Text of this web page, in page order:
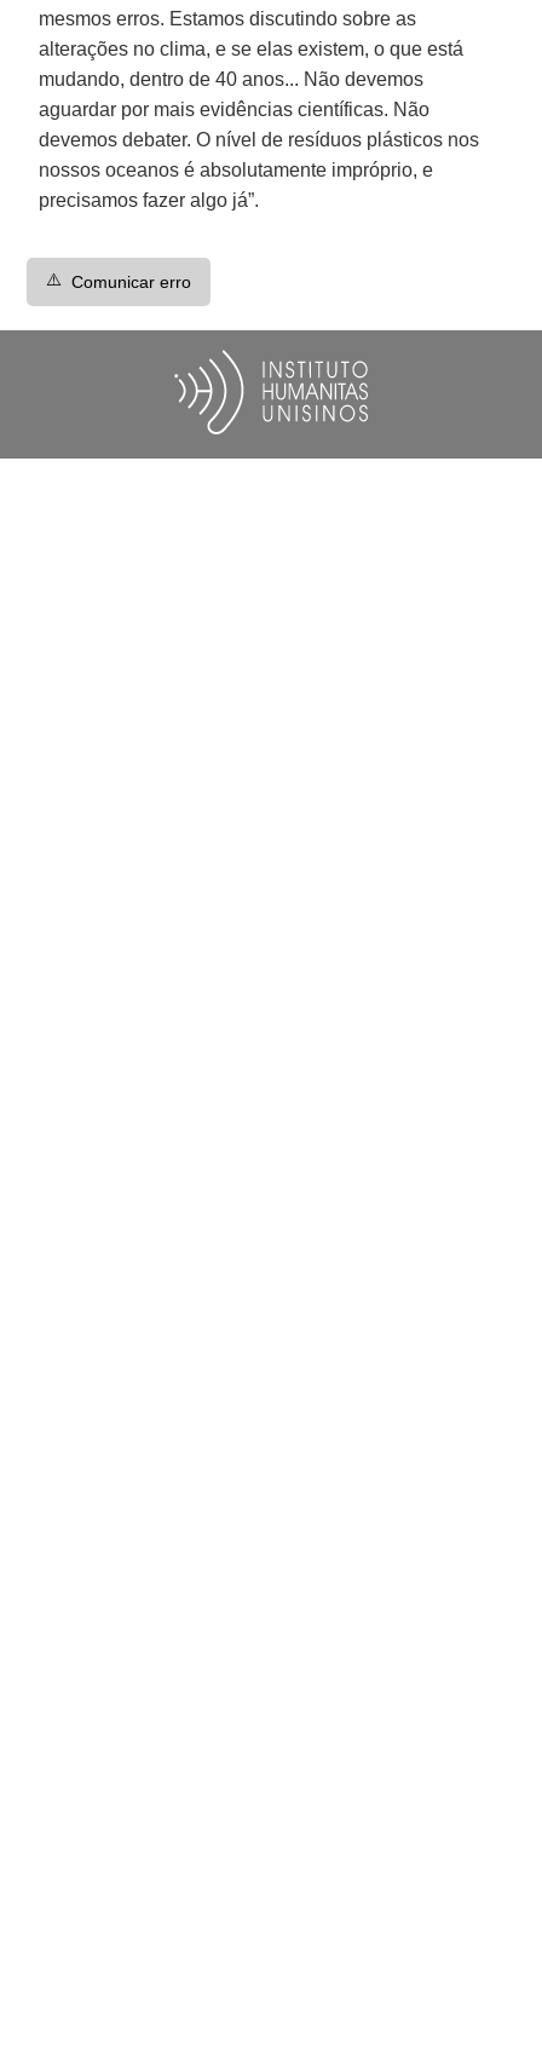
mesmos erros. Estamos discutindo sobre as
alterações no clima, e se elas existem, o que está
mudando, dentro de 40 anos... Não devemos
aguardar por mais evidências científicas. Não
devemos debater. O nível de resíduos plásticos nos
nossos oceanos é absolutamente impróprio, e
precisamos fazer algo já”.
⚠️ Comunicar erro